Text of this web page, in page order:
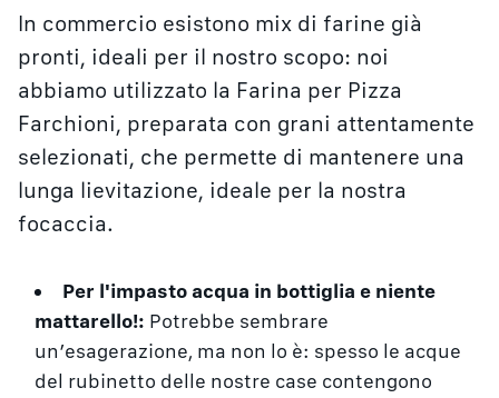
In commercio esistono mix di farine già
pronti, ideali per il nostro scopo: noi
abbiamo utilizzato la Farina per Pizza
Farchioni, preparata con grani attentamente
selezionati, che permette di mantenere una
lunga lievitazione, ideale per la nostra
focaccia.
Per l'impasto acqua in bottiglia e niente
mattarello!: Potrebbe sembrare
un’esagerazione, ma non lo è: spesso le acque
del rubinetto delle nostre case contengono